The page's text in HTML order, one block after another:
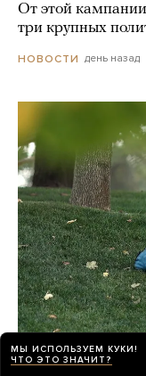
От этой
три крупных
НОВОСТИ день назад
Мобильный
МЫ ИСПОЛЬЗУЕМ КУКИ!
ЧТО ЭТО ЗНАЧИТ?